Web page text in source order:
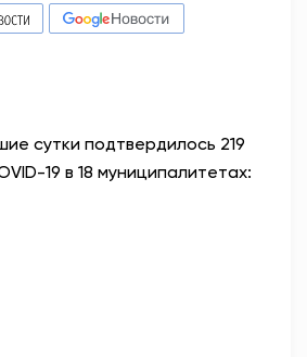
сутки подтвердилось 219
19 в 18 муниципалитетах: